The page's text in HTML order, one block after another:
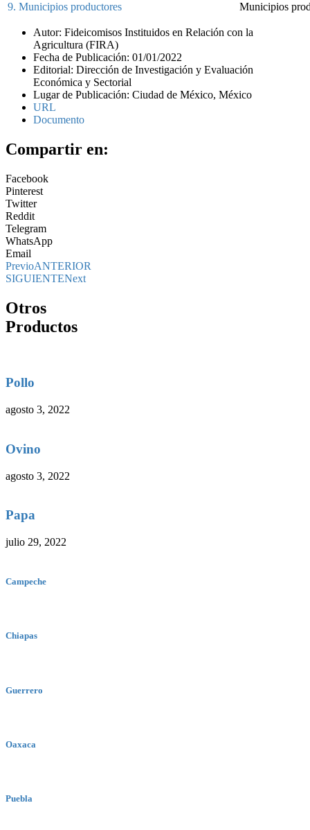
9. Municipios productores
Municipios
Autor: Fideicomisos Instituidos en Relación con la
Agricultura (FIRA)
Fecha de Publicación: 01/01/2022
Editorial: Dirección de Investigación y Evaluación
Económica y Sectorial
Lugar de Publicación: Ciudad de México, México
URL
Documento
Compartir en:
Facebook
Pinterest
Twitter
Reddit
Telegram
WhatsApp
Email
PrevioANTERIOR
SIGUIENTENext
Otros
Productos
Pollo
agosto 3, 2022
Ovino
agosto 3, 2022
Papa
julio 29, 2022
Campeche
Chiapas
Guerrero
Oaxaca
Puebla